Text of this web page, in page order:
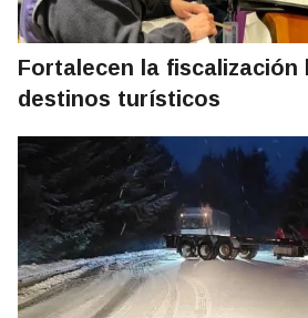
Fortalecen la fiscalización
destinos turísticos